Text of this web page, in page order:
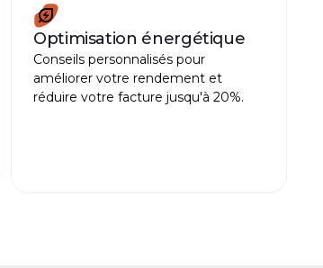
Optimisation énergétique
Conseils personnalisés pour
améliorer votre rendement et
réduire votre facture jusqu'à 20%.